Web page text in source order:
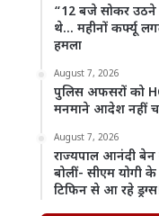
“12 बजे सोकर उठने
थे… महीनों कर्फ्यू
हमला
August 7, 2026
पुलिस अफसरों को
मनमाने आदेश नहीं
August 7, 2026
राज्यपाल आनंदी बेन
बोलीं- सीएम योगी
टिफिन से आ रहे